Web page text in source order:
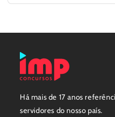
Há mais de 17 anos
servidores do nosso país.